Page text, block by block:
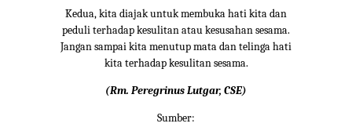
Kedua, kita diajak untuk membuka hati kita dan
peduli terhadap kesulitan atau kesusahan sesama.
Jangan sampai kita menutup mata dan telinga hati
kita terhadap kesulitan sesama.
(Rm. Peregrinus Lutgar, CSE)
Sumber: